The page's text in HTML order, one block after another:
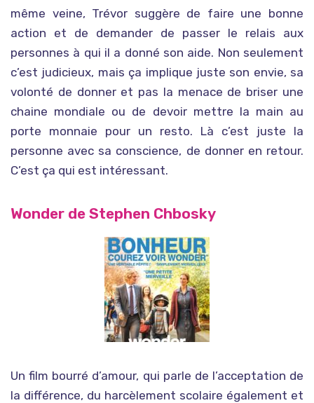
même veine, Trévor suggère de faire une bonne
action et de demander de passer le relais aux
personnes à qui il a donné son aide. Non seulement
c’est judicieux, mais ça implique juste son envie, sa
volonté de donner et pas la menace de briser une
chaine mondiale ou de devoir mettre la main au
porte monnaie pour un resto. Là c’est juste la
personne avec sa conscience, de donner en retour.
C’est ça qui est intéressant.
Wonder de Stephen Chbosky
Un film bourré d’amour, qui parle de l’acceptation de
la différence, du harcèlement scolaire également et